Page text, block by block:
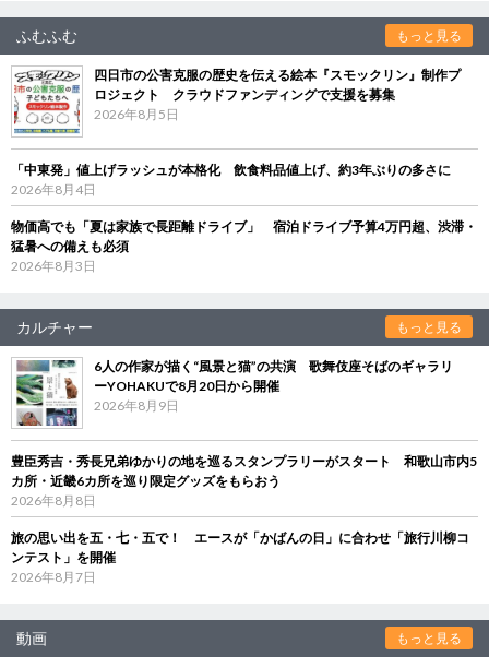
ふむふむ もっと見る
四日市の公害克服の歴史を伝える絵本『スモックリン』制作プ
ロジェクト クラウドファンディングで支援を募集
2026年8月5日
「中東発」値上げラッシュが本格化 飲食料品値上げ、約3年ぶりの多さに
2026年8月4日
物価高でも「夏は家族で長距離ドライブ」 宿泊ドライブ予算4万円超、渋滞・
猛暑への備えも必須
2026年8月3日
カルチャー もっと見る
6人の作家が描く“風景と猫”の共演 歌舞伎座そばのギャラリ
ーYOHAKUで8月20日から開催
2026年8月9日
豊臣秀吉・秀長兄弟ゆかりの地を巡るスタンプラリーがスタート 和歌山市内5
カ所・近畿6カ所を巡り限定グッズをもらおう
2026年8月8日
旅の思い出を五・七・五で！ エースが「かばんの日」に合わせ「旅行川柳コ
ンテスト」を開催
2026年8月7日
動画 もっと見る